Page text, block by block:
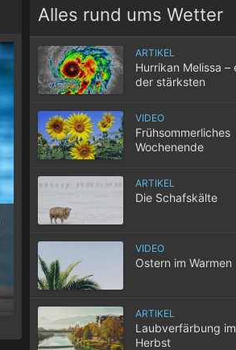
10 Tipps für einen
Wenn selbst in der Nacht die
Alles rund ums Wetter
ARTIKEL
Hurrikan Melissa –
der stärksten
VIDEO
Frühsommerliches
Wochenende
ARTIKEL
Die Schafskälte
VIDEO
Ostern im Warmen
ARTIKEL
Laubverfärbung im
Herbst